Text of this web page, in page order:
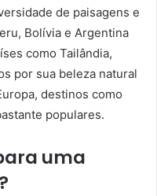
de paisagens e
Bolívia e Argentina
como Tailândia,
por sua beleza natural
destinos como
populares.
uma